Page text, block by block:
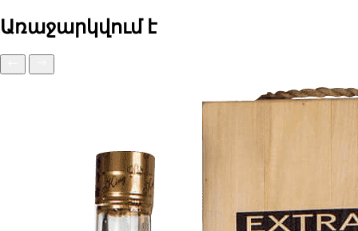
Առաջարկվում է